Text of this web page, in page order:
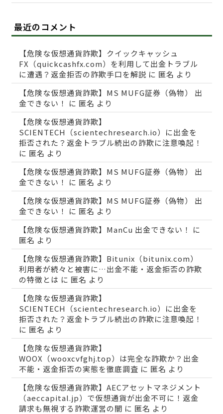
最近のコメント
【危険な仮想通貨詐欺】クイックキャッシュ
FX（quickcashfx.com）を利用して出金トラブル
に遭遇？返金拒否の詐欺手口を解説 に 匿名 より
【危険な仮想通貨詐欺】MS MUFG証券（偽物） 出
金できない！
に 匿名 より
【危険な仮想通貨詐欺】
SCIENTECH（scientechresearch.io）に出金を
拒否された？返金トラブル続出の詐欺に注意喚起！
に 匿名 より
【危険な仮想通貨詐欺】MS MUFG証券（偽物） 出
金できない！
に 匿名 より
【危険な仮想通貨詐欺】MS MUFG証券（偽物） 出
金できない！
に 匿名 より
【危険な仮想通貨詐欺】ManCu 出金できない！
に
匿名 より
【危険な仮想通貨詐欺】Bitunix（bitunix.com）
利用者が続々と被害に…出金不能・返金拒否の詐欺
の特徴とは に 匿名 より
【危険な仮想通貨詐欺】
SCIENTECH（scientechresearch.io）に出金を
拒否された？返金トラブル続出の詐欺に注意喚起！
に 匿名 より
【危険な仮想通貨詐欺】
WOOX（wooxcvfghj.top）は完全な詐欺か？出金
不能・返金拒否の実態を徹底調査 に 匿名 より
【危険な仮想通貨詐欺】AECアセットマネジメント
（aeccapital.jp）で仮想通貨が出金不可に！返金
請求も無視する詐欺運営の闇 に 匿名 より